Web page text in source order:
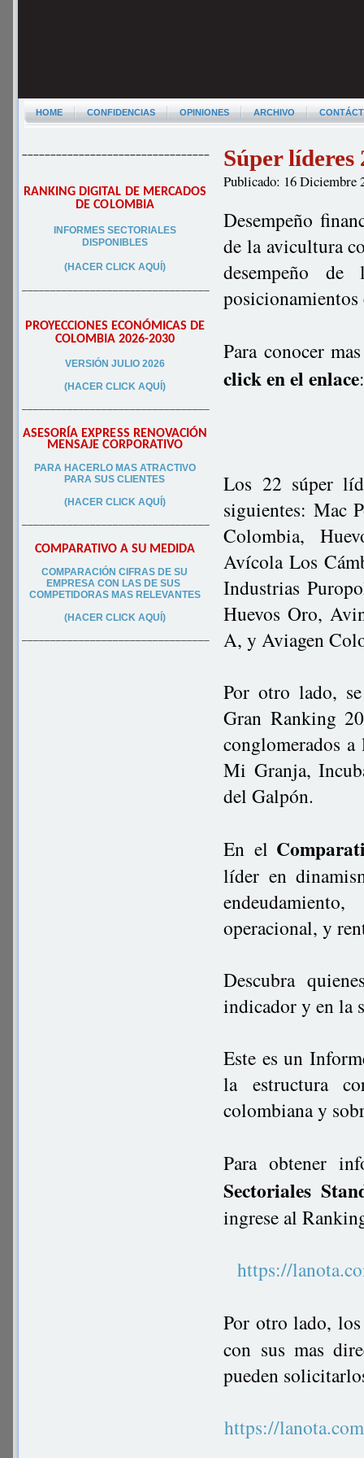
HOME CONFIDENCIAS OPINIONES ARCHIVO
–––––––––––––––––––––––––––––––––
RANKING DIGITAL DE MERCADOS
DE COLOMBIA
INFORMES SECTORIALES
DISPONIBLES
(HACER CLICK AQUÍ)
–––––––––––––––––––––––––––––––––
PROYECCIONES ECONÓMICAS DE
COLOMBIA 2026-2030
VERSIÓN JULIO 2026
(HACER CLICK AQUÍ)
–––––––––––––––––––––––––––––––––
ASESORÍA EXPRESS RENOVACIÓN
MENSAJE CORPORATIVO
PARA HACERLO MAS ATRACTIVO
PARA SUS CLIENTES
(HACER CLICK AQUÍ)
–––––––––––––––––––––––––––––––––
COMPARATIVO A SU MEDIDA
COMPARACIÓN CIFRAS DE SU
EMPRESA CON LAS DE SUS
COMPETIDORAS MAS RELEVANTES
(HACER CLICK AQUÍ)
–––––––––––––––––––––––––––––––––
Súper líderes
Publicado: 16 Diciembre
Desempeño
de la avicultura
desempeño
Para conocer
click en el enlace
Los 22 súper
siguientes: Mac
Colombia,
Avícola Los
Industrias
Huevos Oro,
A, y Aviagen
Por otro lado,
Gran Ranking
conglomerados
Mi Granja,
del Galpón.
En el
líder en
operacional, y
Descubra
indicador y en la
Este es un
la estructura
colombiana y
Para obtener
Sectoriales
ingrese al
https://
Por otro lado,
con sus mas
pueden
https://